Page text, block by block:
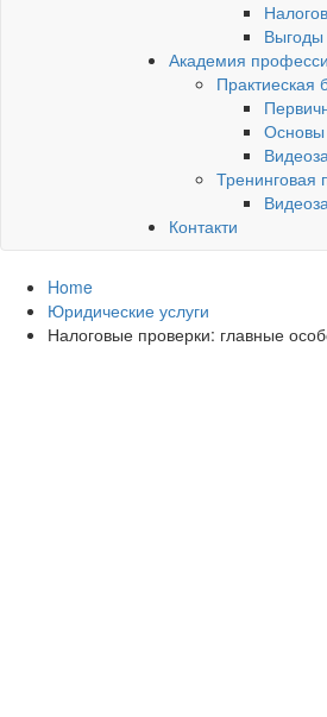
Выгоды
Академия
Практиеская
Основы
Тренинговая
Контакти
Home
Юридические услуги
Налоговые проверки: главные